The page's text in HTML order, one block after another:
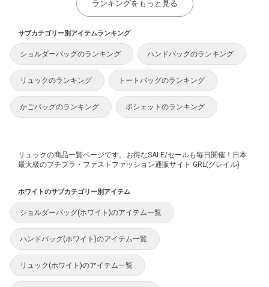
ランキングをもっと見る
サブカテゴリー別アイテムランキング
ショルダーバッグのランキング ハンドバッグのランキング
リュックのランキング トートバッグのランキング
かごバッグのランキング ポシェットのランキング
リュックの商品一覧ページです。お得なSALE/セールも毎日開催！日本
最大級のプチプラ・ファストファッション通販サイト GRL(グレイル)
ホワイトのサブカテゴリー別アイテム
ショルダーバッグ(ホワイト)のアイテム一覧
ハンドバッグ(ホワイト)のアイテム一覧
リュック(ホワイト)のアイテム一覧